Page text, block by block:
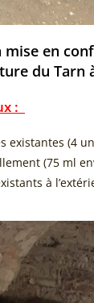
en
du
:
existantes
(75 ml
à